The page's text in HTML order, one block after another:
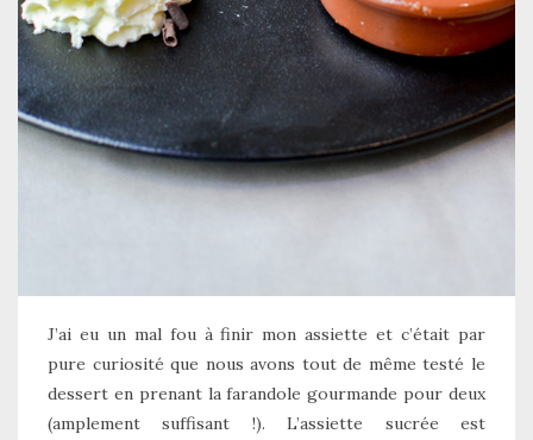
J’ai eu un mal fou à finir mon assiette et c’était par
pure curiosité que nous avons tout de même testé le
dessert en prenant la farandole gourmande pour deux
(amplement suffisant !). L’assiette sucrée est